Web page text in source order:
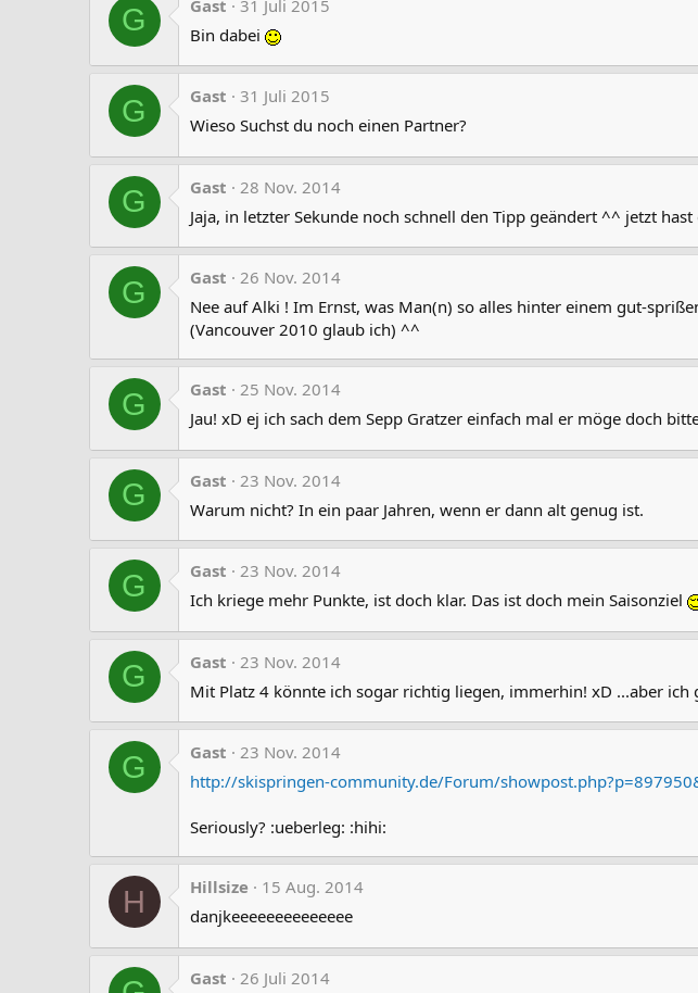
G Gast
31 Juli 2015
Bin dabei
G Gast
31 Juli 2015
Wieso Suchst du noch einen Partner?
G Gast
28 Nov. 2014
Jaja, in letzter Sekunde noch schnell den Tipp geändert ^^ jetzt
G Gast
26 Nov. 2014
Nee auf Alki ! Im Ernst, was Man(n) so alles hinter einem gut-
(Vancouver 2010 glaub ich) ^^
G Gast
25 Nov. 2014
Jau! xD ej ich sach dem Sepp Gratzer einfach mal er möge doch
G Gast
23 Nov. 2014
Warum nicht? In ein paar Jahren, wenn er dann alt genug ist.
G Gast
23 Nov. 2014
Ich kriege mehr Punkte, ist doch klar. Das ist doch mein Saisonziel
G Gast
23 Nov. 2014
Mit Platz 4 könnte ich sogar richtig liegen, immerhin! xD ...aber
G Gast
23 Nov. 2014
http://skispringen-community.de/Forum/
Seriously? :ueberleg: :hihi:
H Hillsize
15 Aug. 2014
danjkeeeeeeeeeeeeee
Gast 26 Juli 2014